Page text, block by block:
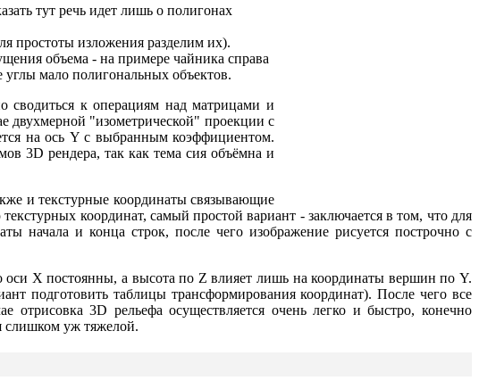
тут речь идет лишь о полигонах
простоты изложения разделим их).
объема - на примере чайника справа
углы мало полигональных объектов.
сводиться к операциям над матрицами и
двухмерной "изометрической" проекции с
на ось Y c выбранным коэффициентом.
3D рендера, так как тема сия объёмна и
и текстурные координаты связывающие
координат, самый простой вариант - заключается в том, что для
начала и конца строк, после чего изображение рисуется построчно с
X постоянны, а высота по Z влияет лишь на координаты вершин по Y.
подготовить таблицы трансформирования координат). После чего все
3D рельефа осуществляется очень легко и быстро, конечно
слишком уж тяжелой.